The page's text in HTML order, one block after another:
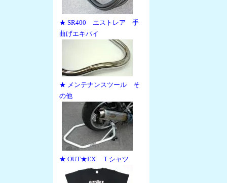
★ SR400 エストレア 手
曲げエキパイ
★ メンテナンスツール そ
の他
★ OUT★EX Ｔシャツ